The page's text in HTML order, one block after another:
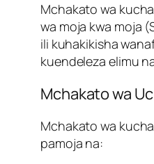
Mchakato wa
wa moja kwa moja
ili kuhakikisha
kuendeleza elimu
Mchakato wa
Mchakato wa
pamoja na: